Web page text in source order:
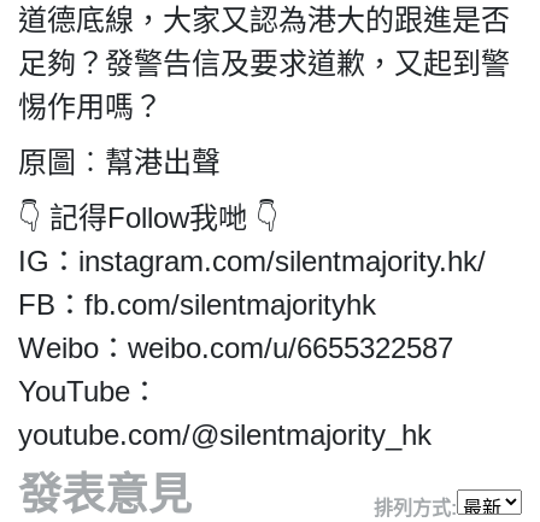
All
rights
reserved.
道德底線，大家又認為港大的跟進是否
足夠？發警告信及要求道歉，又起到警
惕作用嗎？
原圖︰幫港出聲
👇 記得Follow我哋 👇
IG：instagram.com/silentmajority.hk/
FB：fb.com/silentmajorityhk
Weibo：weibo.com/u/6655322587
YouTube：
youtube.com/@silentmajority_hk
發表意見 排列方式: